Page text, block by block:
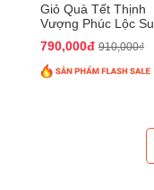
Giỏ Quà Tết Thịnh
Vượng Phúc Lộc
790,000đ 910,000₫